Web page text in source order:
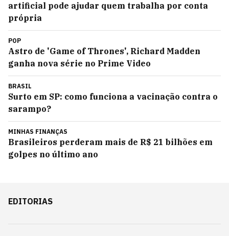
artificial pode ajudar quem trabalha por conta
própria
POP
Astro de 'Game of Thrones', Richard Madden
ganha nova série no Prime Video
BRASIL
Surto em SP: como funciona a vacinação contra o
sarampo?
MINHAS FINANÇAS
Brasileiros perderam mais de R$ 21 bilhões em
golpes no último ano
EDITORIAS